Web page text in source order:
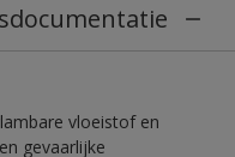
vloeistof en
gevaarlijke